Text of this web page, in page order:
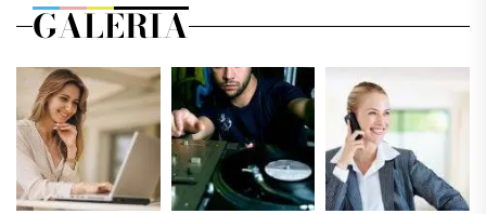
GALERIA